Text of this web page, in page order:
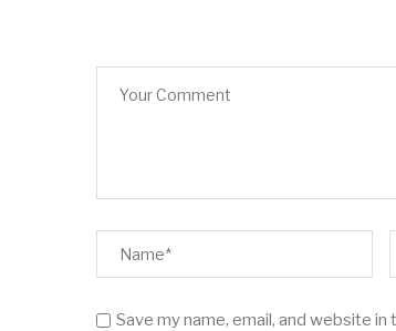
Save my name, email, and website